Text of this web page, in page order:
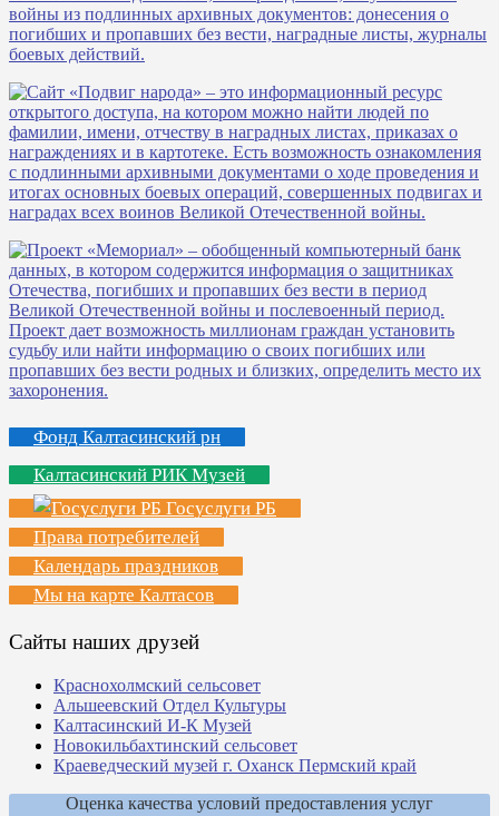
Фонд Калтасинский рн
Калтасинский РИК Музей
Госуслуги РБ
Права потребителей
Календарь праздников
Мы на карте Калтасов
Сайты наших друзей
Краснохолмский сельсовет
Альшеевский Отдел Культуры
Калтасинский И-К Музей
Новокильбахтинский сельсовет
Краеведческий музей г. Оханск Пермский край
Оценка качества условий предоставления услуг